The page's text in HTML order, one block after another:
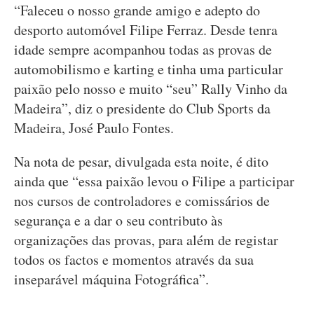
“Faleceu o nosso grande amigo e adepto do
desporto automóvel Filipe Ferraz. Desde tenra
idade sempre acompanhou todas as provas de
automobilismo e karting e tinha uma particular
paixão pelo nosso e muito “seu” Rally Vinho da
Madeira”, diz o presidente do Club Sports da
Madeira, José Paulo Fontes.
Na nota de pesar, divulgada esta noite, é dito
ainda que “essa paixão levou o Filipe a participar
nos cursos de controladores e comissários de
segurança e a dar o seu contributo às
organizações das provas, para além de registar
todos os factos e momentos através da sua
inseparável máquina Fotográfica”.